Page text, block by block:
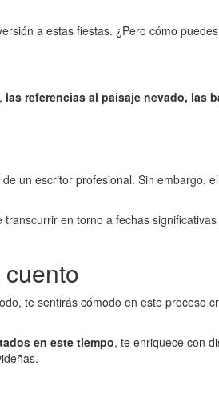
a estas fiestas. ¿Pero cómo
las referencias al paisaje nevado, las
un escritor profesional. Sin embargo,
en torno a fechas
te sentirás cómodo en este proceso
en este tiempo, te enriquece con